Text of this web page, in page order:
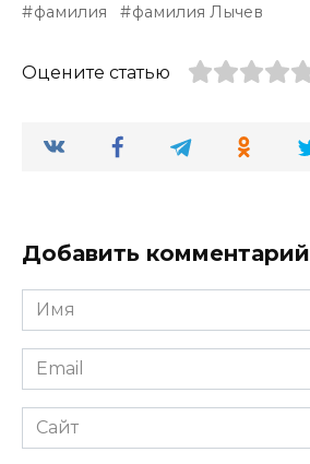
фамилия
фамилия Лычев
Оцените статью
Добавить комментарий
Имя
*
Email
*
Сайт